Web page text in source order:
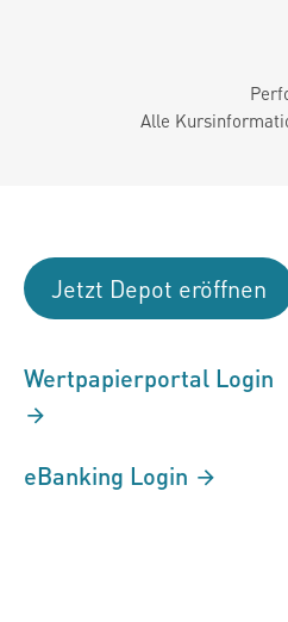
Alle
Jetzt Depot eröffnen
Wertpapierportal Login
eBanking Login